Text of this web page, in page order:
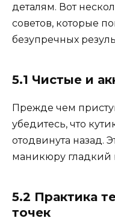
деталям. Вот
советов, которые
безупречных
5.1 Чистые и
Прежде чем
убедитесь, что
отодвинута назад.
маникюру
5.2 Практика
точек